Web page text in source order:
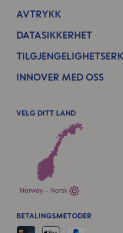
AVTRYKK
DATASIKKERHET
INNOVER MED OSS
VELG DITT LAND
Norway - Norsk
BETALINGSMETODER